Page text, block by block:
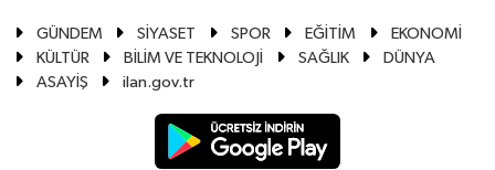
GÜNDEM SİYASET SPOR EĞİTİM
EKONOMİ
KÜLTÜR
BİLİM VE TEKNOLOJİ SAĞLIK
DÜNYA
ASAYİŞ
ilan.gov.tr